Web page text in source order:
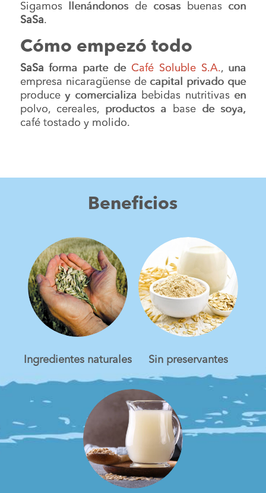
Sigamos llenándonos de cosas buenas con
SaSa.
Cómo empezó todo
SaSa forma parte de Café Soluble S.A., una
empresa nicaragüense de capital privado que
produce y comercializa bebidas nutritivas en
polvo, cereales, productos a base de soya,
café tostado y molido.
Beneficios
Ingredientes naturales Sin preservantes